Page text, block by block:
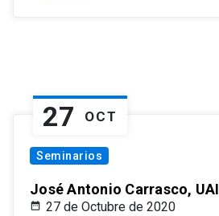
27 OCT
Seminarios
José Antonio Carrasco, UAI
27 de Octubre de 2020